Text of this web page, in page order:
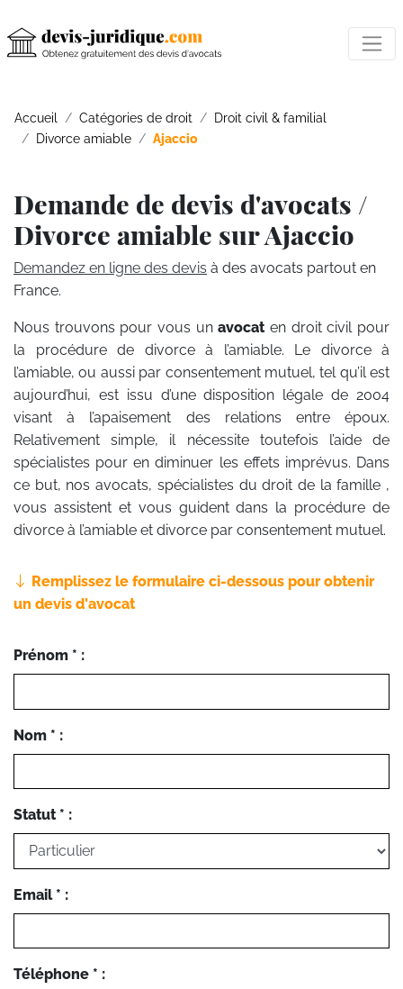
Accueil Catégories de droit
Droit civil & familial
Divorce amiable
Ajaccio
Demande de devis d'avocats /
Divorce amiable sur Ajaccio
Demandez en ligne des devis à des avocats partout en
France.
Nous trouvons pour vous unavocaten droit civil pour
la procédure de divorce à l’amiable. Le divorce à
l’amiable, ou aussi par consentement mutuel, tel qu’il est
aujourd’hui, est issu d’une disposition légale de 2004
visant à l’apaisement des relations entre époux.
Relativement simple, il nécessite toutefois l’aide de
spécialistes pour en diminuer les effets imprévus. Dans
ce but, nos avocats, spécialistes du droit de la famille ,
vous assistent et vous guident dans la procédure de
divorce à l’amiable et divorce par consentement mutuel.
Remplissez le formulaire ci-dessous pour obtenir
un devis d'avocat
Prénom * :
Nom * :
Statut * :
Email * :
Téléphone * :